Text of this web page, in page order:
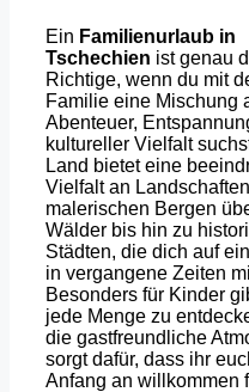
Ein Familienurlaub in
Tschechien ist genau
Richtige, wenn du mit
Familie eine Mischung
Abenteuer,
kultureller Vielfalt
Land bietet eine
Vielfalt an
malerischen Bergen
Wälder bis hin zu
Städten, die dich auf
in vergangene Zeiten
Besonders für Kinder
jede Menge zu
die gastfreundliche
sorgt dafür, dass ihr
Anfang an willkommen